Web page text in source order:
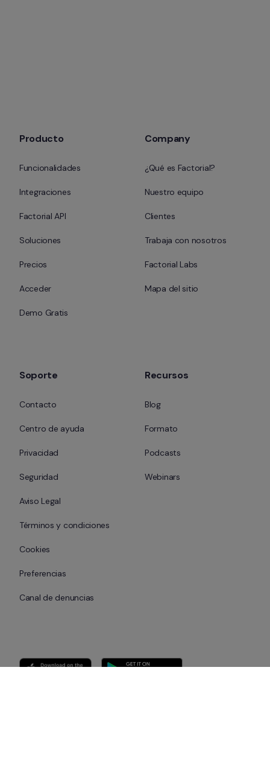
Producto
Funcionalidades
Integraciones
Factorial API
Soluciones
Precios
Acceder
Demo Gratis
Company
¿Qué es Factorial?
Nuestro equipo
Clientes
Trabaja con nosotros
Factorial Labs
Mapa del sitio
Soporte
Contacto
Centro de ayuda
Privacidad
Seguridad
Aviso Legal
Términos y condiciones
Cookies
Preferencias
Canal de denuncias
Recursos
Blog
Formato
Podcasts
Webinars